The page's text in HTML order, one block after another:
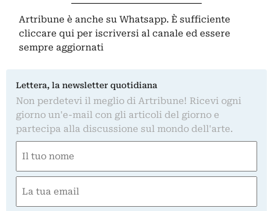
Artribune è anche su Whatsapp. È sufficiente
cliccare qui per iscriversi al canale ed essere
sempre aggiornati
Lettera, la newsletter quotidiana
Non perdetevi il meglio di Artribune! Ricevi ogni
giorno un'e-mail con gli articoli del giorno e
partecipa alla discussione sul mondo dell'arte.
(Required)
First
(Required)